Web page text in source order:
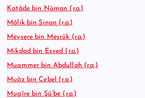
Katâde bin Nûman (r.a.)
Mâlik bin Sinan (r.a.)
Meysere bin Mesrûk (r.a.)
Mikdad bin Esved (r.a.)
Muammer bin Abdullah (r.a.)
Muâz bin Cebel (r.a.)
Mugîre bin Şû’be (r.a.)